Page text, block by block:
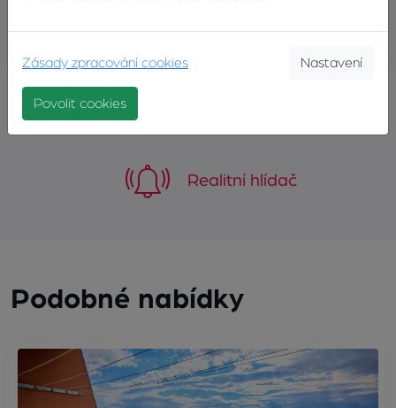
Sdílejte tuhle nabídku
Realitní hlídač
Podobné nabídky
Zásady zpracování cookies Nastavení
Povolit cookies